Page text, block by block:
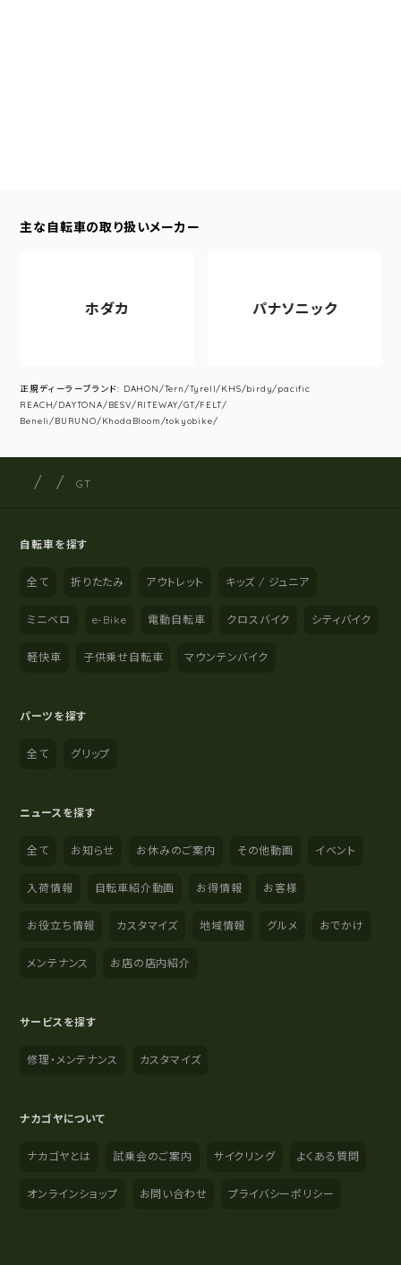
主な自転車の取り扱いメーカー
ホダカ パナソニック
正規ディーラーブランド: DAHON/Tern/Tyrell/KHS/birdy/pacific
REACH/DAYTONA/BESV/RITEWAY/GT/FELT/
Beneli/BURUNO/KhodaBloom/tokyobike/
サイト内の現在地
サイクルショップナカゴヤ
GT
自転車を探す
全て 折りたたみ アウトレット キッズ / ジュニア
ミニベロ e-Bike 電動自転車 クロスバイク シティバイク
軽快車 子供乗せ自転車 マウンテンバイク
パーツを探す
全て グリップ
ニュースを探す
全て お知らせ お休みのご案内 その他動画 イベント
入荷情報 自転車紹介動画 お得情報 お客様
お役立ち情報 カスタマイズ 地域情報 グルメ おでかけ
メンテナンス お店の店内紹介
サービスを探す
修理・メンテナンス カスタマイズ
ナカゴヤについて
ナカゴヤとは 試乗会のご案内 サイクリング よくある質問
オンラインショップ お問い合わせ プライバシーポリシー